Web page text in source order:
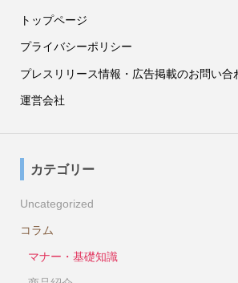
トップページ
プライバシーポリシー
プレスリリース情報・広告掲載のお問い合
運営会社
カテゴリー
Uncategorized
コラム
マナー・基礎知識